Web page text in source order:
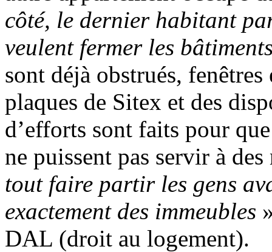
côté, le dernier habitant
veulent fermer les
sont déjà obstrués,
plaques de Sitex et des
d’efforts sont faits pour
ne puissent pas servir à
tout faire partir les gens
exactement des immeubles
DAL (droit au logement).